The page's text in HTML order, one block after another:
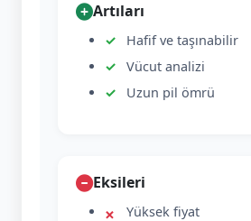
Artıları
Hafif ve taşınabilir
Vücut analizi
Uzun pil ömrü
Eksileri
Yüksek fiyat